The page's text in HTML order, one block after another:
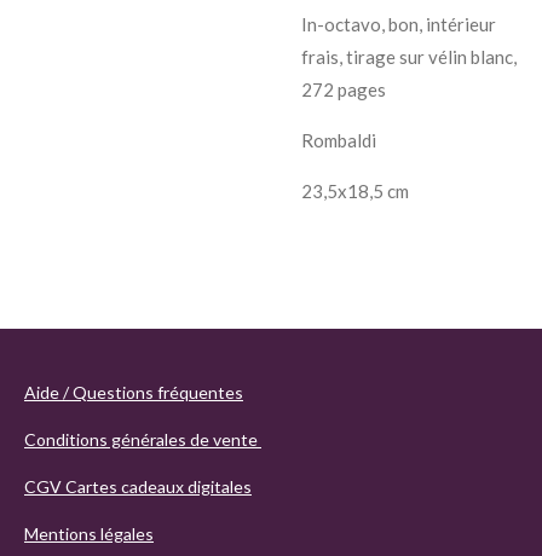
In-octavo, bon, intérieur
frais, tirage sur vélin blanc,
272 pages
Rombaldi
23,5x18,5 cm
Aide / Questions fréquentes
Conditions générales de vente
CGV Cartes cadeaux digitales
Mentions légales